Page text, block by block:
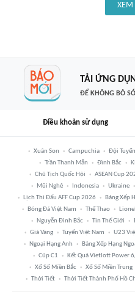
XEM
TẢI ỨNG
ĐỂ KHÔNG BỎ
Điều khoản sử dụng
Xuân Son Campuchia Đội
Trần Thanh Mẫn
Đình Bắc
Chủ Tịch Quốc Hội
ASEAN Cup
Mũi Nghê
Indonesia Ukraine
Lịch Thi Đấu AFF Cup 2026
Bảng Xếp
Bóng Đá Việt Nam
Thể Thao
Nguyễn Đình Bắc
Tin Thế Giới
Giá Vàng
Tuyển Việt Nam U23
Ngoại Hạng Anh
Bảng Xếp Hạng
Cúp C1
Kết Quả Vietlott Power
Xổ Số Miền Bắc
Xổ Số Miền Trung
Thời Tiết
Thời Tiết Thành Phố Hồ